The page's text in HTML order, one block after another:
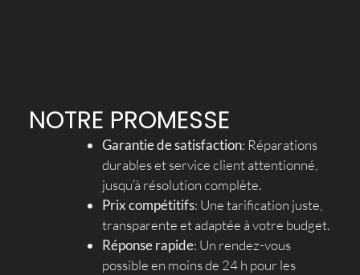
NOTRE PROMESSE
Garantie de satisfaction: Réparations
durables et service client attentionné,
jusqu’à résolution complète.
Prix compétitifs: Une tarification juste,
transparente et adaptée à votre budget.
Réponse rapide: Un rendez-vous
possible en moins de 24 h pour les